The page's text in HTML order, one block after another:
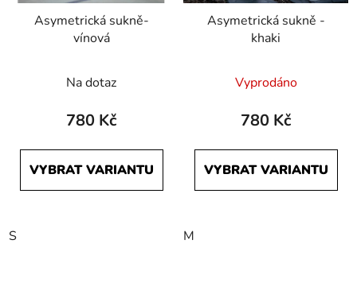
Asymetrická sukně-
vínová
Na dotaz
780 Kč
VYBRAT VARIANTU
S
Asymetrická sukně -
khaki
Vyprodáno
780 Kč
VYBRAT VARIANTU
M